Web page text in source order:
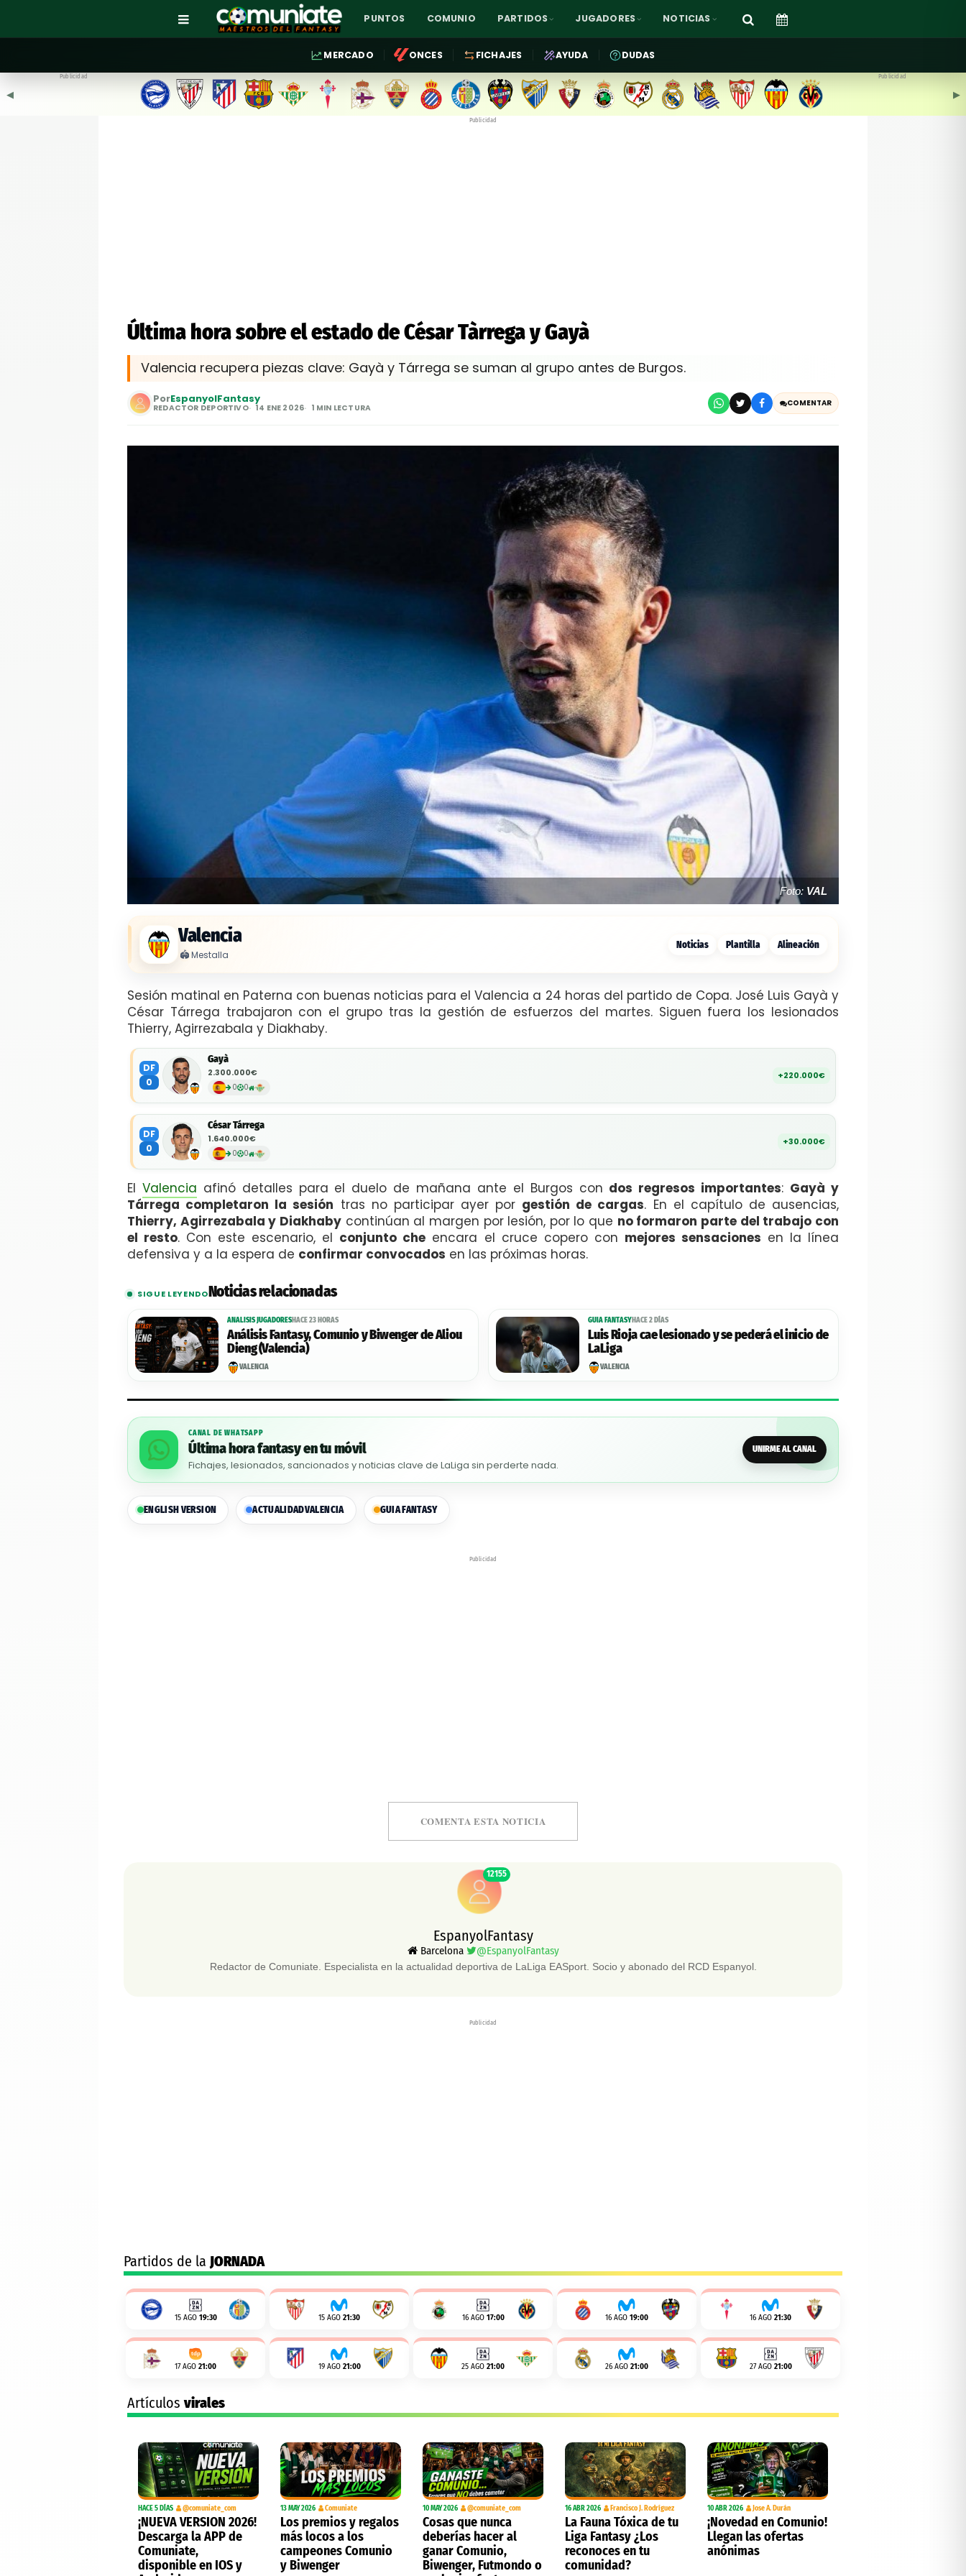
PUNTOS COMUNIO PARTIDOS JUGADORES NOTICIAS
MERCADO ONCES FICHAJES AYUDA DUDAS
◀︎ ▶︎
Publicidad Publicidad
Publicidad
Última hora sobre el estado de César Tàrrega y Gayà
Valencia recupera piezas clave: Gayà y Tárrega se suman al grupo antes de Burgos.
PorEspanyolFantasy
REDACTOR DEPORTIVO 14 ENE 2026 1 MIN LECTURA COMENTAR
Foto: VAL
Valencia
🏟️Mestalla
Noticias Plantilla Alineación
Sesión matinal en Paterna con buenas noticias para el Valencia a 24 horas del partido de Copa. José Luis Gayà y
César Tárrega trabajaron con el grupo tras la gestión de esfuerzos del martes. Siguen fuera los lesionados
Thierry, Agirrezabala y Diakhaby.
DF
0
Gayà
2.300.000€
0 0
+220.000€
DF
0
César Tárrega
1.640.000€
0 0
+30.000€
El Valencia afinó detalles para el duelo de mañana ante el Burgos con dos regresos importantes: Gayà y
Tárrega completaron la sesión tras no participar ayer por gestión de cargas. En el capítulo de ausencias,
Thierry, Agirrezabala y Diakhabycontinúan al margen por lesión, por lo que no formaron parte del trabajo con
el resto. Con este escenario, el conjunto che encara el cruce copero con mejores sensaciones en la línea
defensiva y a la espera de confirmar convocados en las próximas horas.
SIGUE LEYENDONoticias relacionadas
ANALISIS JUGADORESHACE 23 HORAS
Análisis Fantasy, Comunio y Biwenger de Aliou
Dieng (Valencia)
VALENCIA
GUIA FANTASYHACE 2 DÍAS
Luis Rioja cae lesionado y se pederá el inicio de
LaLiga
VALENCIA
CANAL DE WHATSAPP
Última hora fantasy en tu móvil
Fichajes, lesionados, sancionados y noticias clave de LaLiga sin perderte nada.
UNIRME AL CANAL
ENGLISH VERSION ACTUALIDADVALENCIA GUIA FANTASY
Publicidad
COMENTA ESTA NOTICIA
12155
EspanyolFantasy
Barcelona @EspanyolFantasy
Redactor de Comuniate. Especialista en la actualidad deportiva de LaLiga EASport. Socio y abonado del RCD Espanyol.
Publicidad
Partidos de la JORNADA
15 AGO 19:30 15 AGO 21:30 16 AGO 17:00 16 AGO 19:00 16 AGO 21:30
17 AGO 21:00 19 AGO 21:00 25 AGO 21:00 26 AGO 21:00 27 AGO 21:00
Artículosvirales
HACE 5 DÍAS @comuniate_com
¡NUEVA VERSION 2026!
Descarga la APP de
Comuniate,
disponible en IOS y
13 MAY 2026 Comuniate
Los premios y regalos
más locos a los
campeones Comunio
y Biwenger
10 MAY 2026 @comuniate_com
Cosas que nunca
deberías hacer al
ganar Comunio,
Biwenger, Futmondo o
16 ABR 2026 Francisco J. Rodríguez
La Fauna Tóxica de tu
Liga Fantasy ¿Los
reconoces en tu
comunidad?
10 ABR 2026 Jose A. Durán
¡Novedad en Comunio!
Llegan las ofertas
anónimas